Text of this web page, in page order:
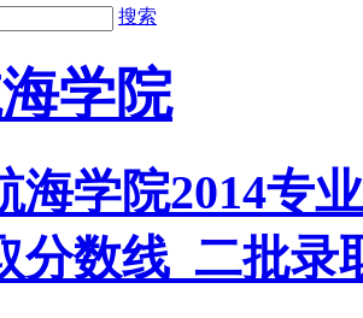
搜索
学院
海学院2014专
分数线_二批录